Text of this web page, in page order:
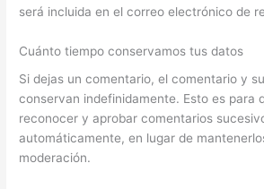
será incluida en el correo electrónico de
Cuánto tiempo conservamos tus datos
Si dejas un comentario, el comentario y
conservan indefinidamente. Esto es para
reconocer y aprobar comentarios
automáticamente, en lugar de
moderación.